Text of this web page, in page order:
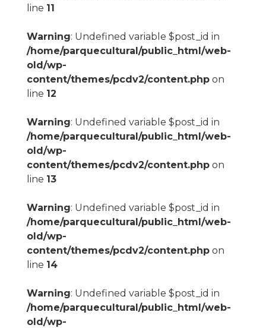
line 11
Warning: Undefined variable $post_id in
/home/parquecultural/public_html/web-
old/wp-
content/themes/pcdv2/content.phpon
line 12
Warning: Undefined variable $post_id in
/home/parquecultural/public_html/web-
old/wp-
content/themes/pcdv2/content.phpon
line 13
Warning: Undefined variable $post_id in
/home/parquecultural/public_html/web-
old/wp-
content/themes/pcdv2/content.phpon
line 14
Warning: Undefined variable $post_id in
/home/parquecultural/public_html/web-
old/wp-